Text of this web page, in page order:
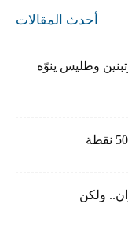
أحدث المقالات
وطليس ينوّه
ولكن